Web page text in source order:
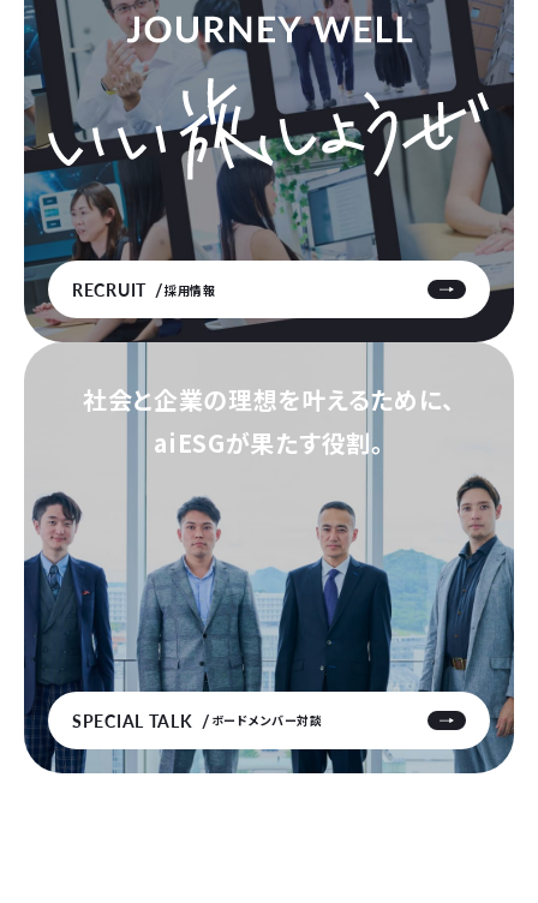
RECRUIT 採用情報
社会と企業の理想を叶えるために、
aiESGが果たす役割。
SPECIAL TALK ボードメンバー対談